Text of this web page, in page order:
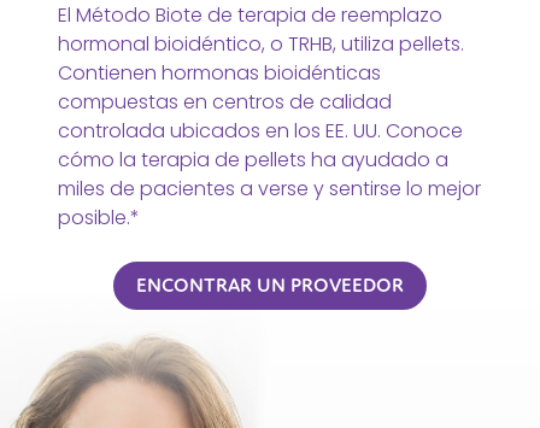
El Método Biote de terapia de reemplazo
hormonal bioidéntico, o TRHB, utiliza pellets.
Contienen hormonas bioidénticas
compuestas en centros de calidad
controlada ubicados en los EE. UU. Conoce
cómo la terapia de pellets ha ayudado a
miles de pacientes a verse y sentirse lo mejor
posible.*
ENCONTRAR UN PROVEEDOR